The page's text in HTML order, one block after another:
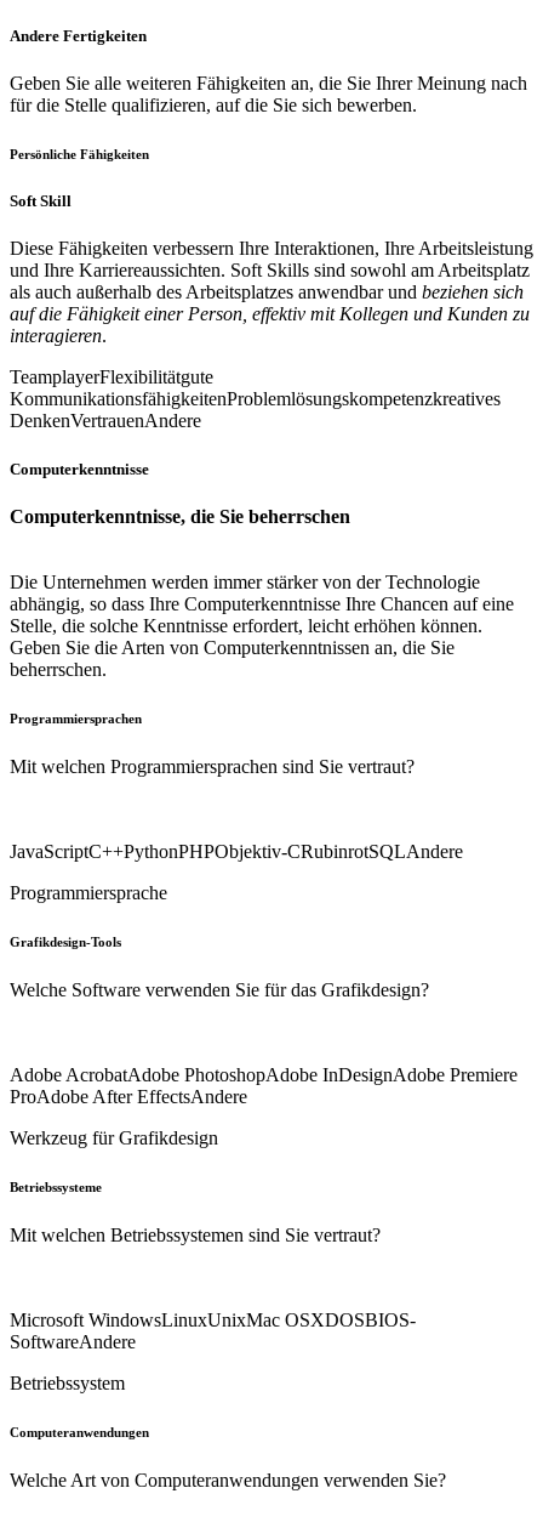
Andere Fertigkeiten
Geben Sie alle weiteren Fähigkeiten an, die Sie Ihrer Meinung nach
für die Stelle qualifizieren, auf die Sie sich bewerben.
Persönliche Fähigkeiten
Soft Skill
Diese Fähigkeiten verbessern Ihre Interaktionen, Ihre Arbeitsleistung
und Ihre Karriereaussichten. Soft Skills sind sowohl am Arbeitsplatz
als auch außerhalb des Arbeitsplatzes anwendbar und beziehen sich
auf die Fähigkeit einer Person, effektiv mit Kollegen und Kunden zu
interagieren.
TeamplayerFlexibilitätgute
KommunikationsfähigkeitenProblemlösungskompetenzkreatives
DenkenVertrauenAndere
Computerkenntnisse
Computerkenntnisse, die Sie beherrschen
Die Unternehmen werden immer stärker von der Technologie
abhängig, so dass Ihre Computerkenntnisse Ihre Chancen auf eine
Stelle, die solche Kenntnisse erfordert, leicht erhöhen können.
Geben Sie die Arten von Computerkenntnissen an, die Sie
beherrschen.
Programmiersprachen
Mit welchen Programmiersprachen sind Sie vertraut?
JavaScriptC++PythonPHPObjektiv-CRubinrotSQLAndere
Programmiersprache
Grafikdesign-Tools
Welche Software verwenden Sie für das Grafikdesign?
Adobe AcrobatAdobe PhotoshopAdobe InDesignAdobe Premiere
ProAdobe After EffectsAndere
Werkzeug für Grafikdesign
Betriebssysteme
Mit welchen Betriebssystemen sind Sie vertraut?
Microsoft WindowsLinuxUnixMac OSXDOSBIOS-
SoftwareAndere
Betriebssystem
Computeranwendungen
Welche Art von Computeranwendungen verwenden Sie?